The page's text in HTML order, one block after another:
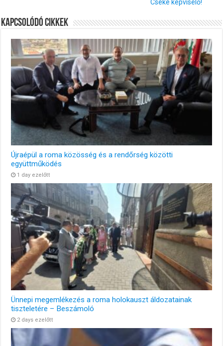
Cseke képviselő!
Kapcsolódó cikkek
Újraépül a roma közösség és a rendőrség közötti
együttműködés
1 day ezelőtt
Ünnepi megemlékezés a roma holokauszt áldozatainak
tiszteletére – Beszámoló
2 days ezelőtt